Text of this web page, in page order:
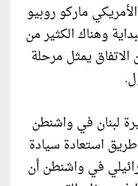
ماركو روبيو
وهناك الكثير من
الاتفاق يمثل مرحلة
لبنان في واشنطن
استعادة سيادة
في واشنطن أن